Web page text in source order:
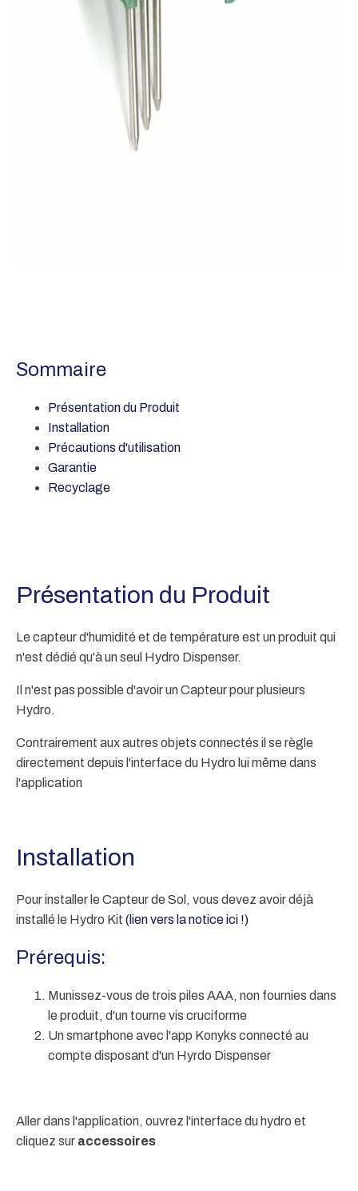
Sommaire
Présentation du Produit
Installation
Précautions d'utilisation
Garantie
Recyclage
Présentation du Produit
Le capteur d'humidité et de température est un produit qui
n'est dédié qu'à un seul Hydro Dispenser.
Il n'est pas possible d'avoir un Capteur pour plusieurs
Hydro.
Contrairement aux autres objets connectés il se règle
directement depuis l'interface du Hydro lui même dans
l'application
Installation
Pour installer le Capteur de Sol, vous devez avoir déjà
installé le Hydro Kit (lien vers la notice ici !)
Prérequis:
Munissez-vous de trois piles AAA, non fournies dans
le produit, d'un tourne vis cruciforme
Un smartphone avec l'app Konyks connecté au
compte disposant d'un Hyrdo Dispenser
Aller dans l'application, ouvrez l'interface du hydro et
cliquez sur accessoires